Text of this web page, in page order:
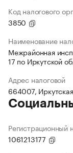
Код налогового
3850
Наименование
Межрайонная
17 по Иркутской
Адрес налоговой
664007,
1061213177